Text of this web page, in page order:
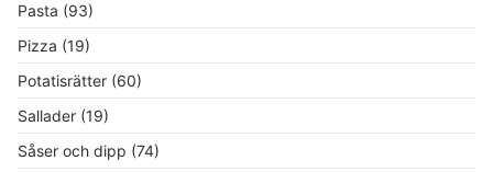
Pasta (93)
Pizza (19)
Potatisrätter (60)
Sallader (19)
Såser och dipp (74)